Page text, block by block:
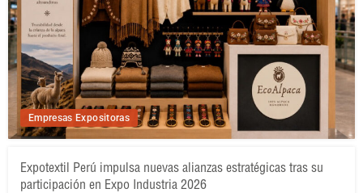
Empresas Expositoras
Expotextil Perú impulsa nuevas alianzas estratégicas tras su
participación en Expo Industria 2026